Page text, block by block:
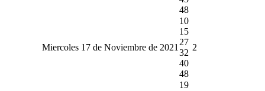
48
Miercoles 17 de Noviembre de 2021
10
15
27
32
40
48
2
19